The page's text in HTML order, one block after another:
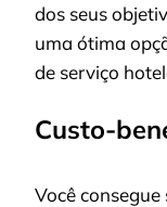
dos seus
uma ótima
de serviço
Custo-
Você